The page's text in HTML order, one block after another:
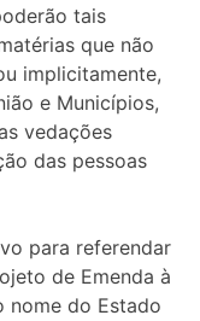
tais
que não
implicitamente,
e Municípios,
vedações
das pessoas
para referendar
de Emenda à
nome do Estado